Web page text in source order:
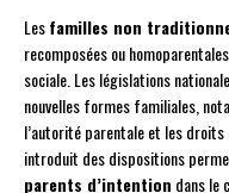
Lesfamilles non
recomposées ou
sociale. Les législations
nouvelles formes familiales,
l’autorité parentale et les
introduit des dispositions
parents d’intention dans le